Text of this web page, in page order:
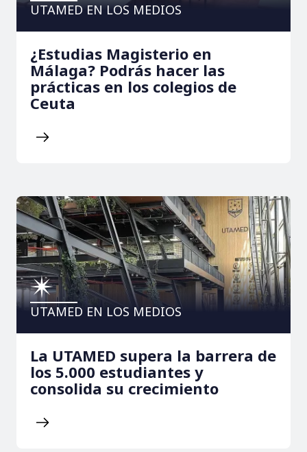
UTAMED EN LOS MEDIOS
¿Estudias Magisterio en
Málaga? Podrás hacer las
prácticas en los colegios de
Ceuta
UTAMED EN LOS MEDIOS
La UTAMED supera la barrera de
los 5.000 estudiantes y
consolida su crecimiento